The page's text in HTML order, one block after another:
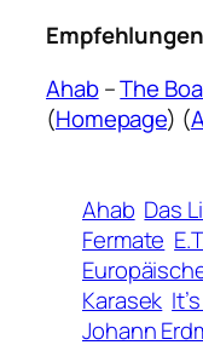
Empfehlungen
Ahab–The
(Homepage) (
Ahab Das
Fermate
Karasek
Johann